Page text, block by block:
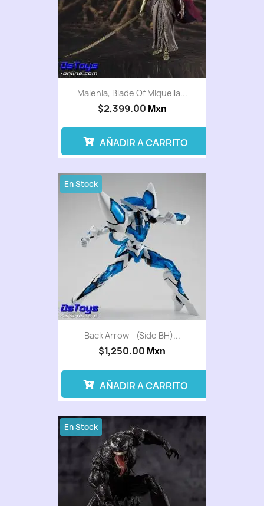
Malenia, Blade Of Miquella...
$2,399.00 Mxn
AÑADIR A CARRITO
Back Arrow - (Side BH)...
$1,250.00 Mxn
En Stock
AÑADIR A CARRITO
En Stock